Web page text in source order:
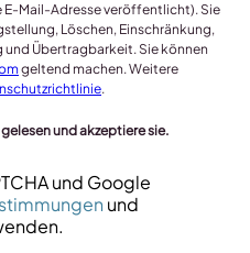
E-Mail-Adresse veröffentlicht). Sie
Löschen, Einschränkung,
Übertragbarkeit. Sie können
geltend machen. Weitere
.
gelesen und akzeptiere sie.
und Google
und